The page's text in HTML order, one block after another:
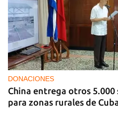
DONACIONES
China entrega otros
para zonas rurales de